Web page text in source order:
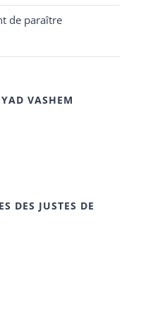
de paraître
VASHEM
DES JUSTES DE